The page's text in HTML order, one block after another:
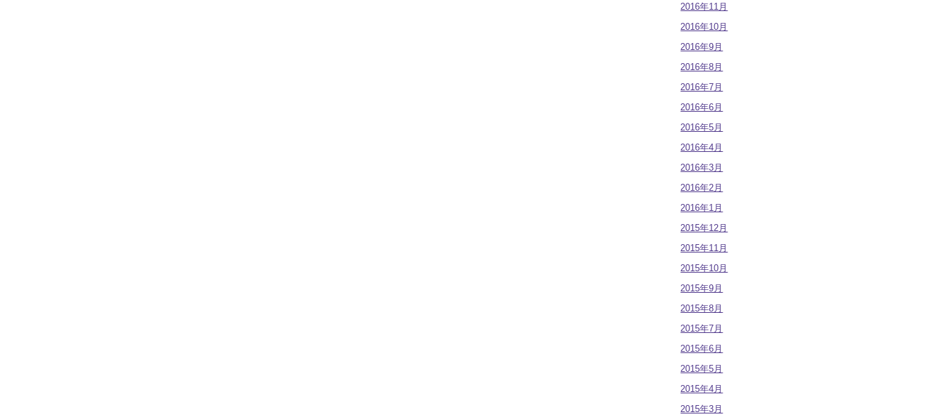
2016年11月
2016年10月
2016年9月
2016年8月
2016年7月
2016年6月
2016年5月
2016年4月
2016年3月
2016年2月
2016年1月
2015年12月
2015年11月
2015年10月
2015年9月
2015年8月
2015年7月
2015年6月
2015年5月
2015年4月
2015年3月